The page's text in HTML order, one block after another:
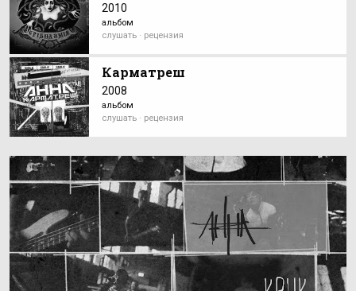
2010
альбом
слушать · рецензия
Карматреш
2008
альбом
слушать · рецензия